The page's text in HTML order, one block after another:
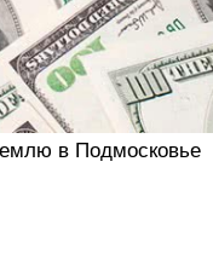
в Подмосковье